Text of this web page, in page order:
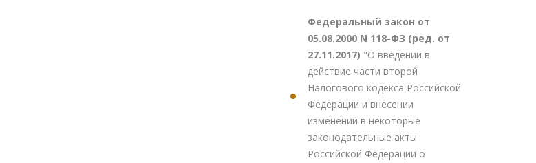
Федеральный закон от
05.08.2000 N 118-ФЗ (ред. от
27.11.2017) "О введении в
действие части второй
Налогового кодекса Российской
Федерации и внесении
изменений в некоторые
законодательные акты
Российской Федерации о